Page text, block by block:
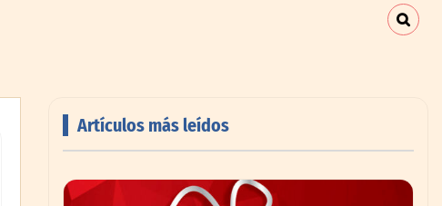
Artículos más leídos